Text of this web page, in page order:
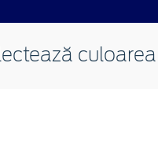
culoarea